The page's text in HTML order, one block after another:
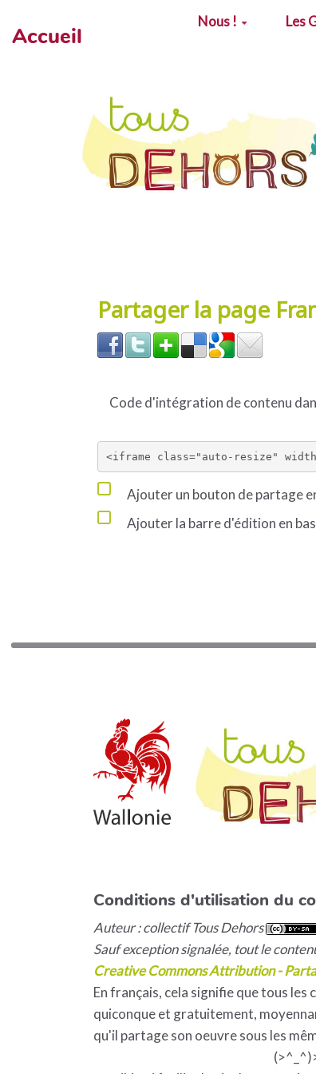
Accueil
Nous ! Les
Partager la page
Code d'intégration de contenu
Ajouter un bouton de partage
Ajouter la barre d'édition en
Conditions d'utilisation du
Auteur : collectif Tous Dehors
Sauf exception signalée, tout le
Creative Commons Attribution -
En français, cela signifie que tous
quiconque et gratuitement,
qu'il partage son oeuvre sous les